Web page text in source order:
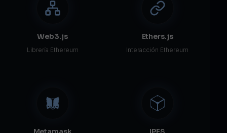
Web3.js
Librería Ethereum
Ethers.js
Interacción Ethereum